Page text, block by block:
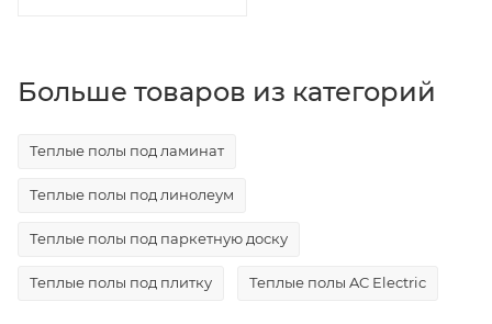
Больше товаров из категорий
Теплые полы под ламинат
Теплые полы под линолеум
Теплые полы под паркетную доску
Теплые полы под плитку Теплые полы AC Electric